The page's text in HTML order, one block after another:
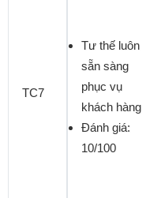
TC7
Tư thế luôn
sẵn sàng
phục vụ
khách hàng
Đánh giá:
10/100